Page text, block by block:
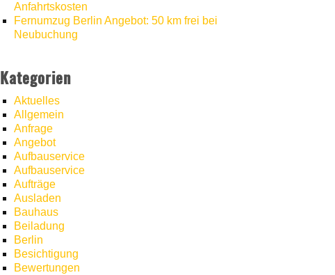
Anfahrtskosten
Fernumzug Berlin Angebot: 50 km frei bei
Neubuchung
Kategorien
Aktuelles
Allgemein
Anfrage
Angebot
Aufbauservice
Aufbauservice
Aufträge
Ausladen
Bauhaus
Beiladung
Berlin
Besichtigung
Bewertungen